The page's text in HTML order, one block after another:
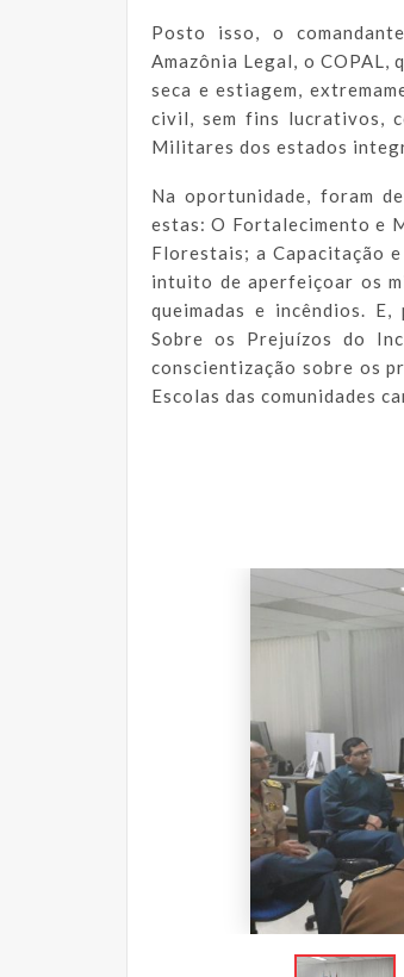
Posto isso, o
Amazônia Legal, o COPAL,
seca e estiagem,
civil, sem fins lucrativos,
Militares dos estados
Na oportunidade, foram
estas: O Fortalecimento e
Florestais; a Capacitação
intuito de aperfeiçoar os
queimadas e incêndios.
Sobre os Prejuízos do
conscientização sobre os
Escolas das comunidades